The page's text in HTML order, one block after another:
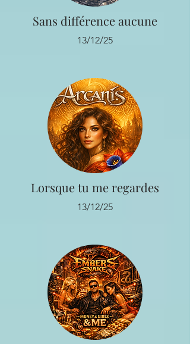
Sans différence aucune
13/12/25
Lorsque tu me regardes
13/12/25